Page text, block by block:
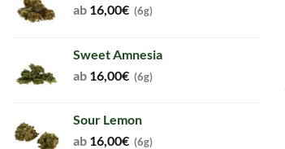
ab 16,00€ (6g)
Sweet Amnesia
ab 16,00€ (6g)
Sour Lemon
ab 16,00€ (6g)